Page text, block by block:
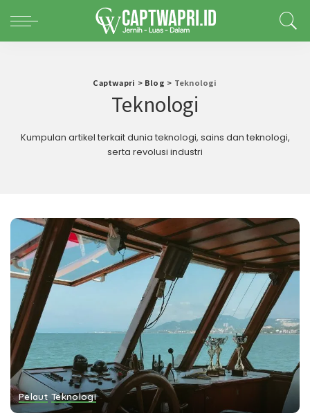
Captwapri > Blog > Teknologi
Teknologi
Kumpulan artikel terkait dunia teknologi, sains dan teknologi,
serta revolusi industri
Pelaut Teknologi